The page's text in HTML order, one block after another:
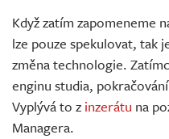
Když zatím zapomeneme
lze pouze spekulovat, tak
změna technologie.
enginu studia,
Vyplývá to z inzerátu na
Managera.